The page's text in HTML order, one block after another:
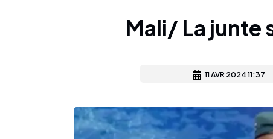
Mali/ La junte
11 AVR 2024 11:37